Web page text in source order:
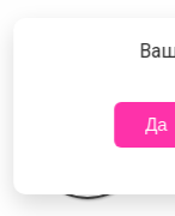
Сейчас
⭐
Да